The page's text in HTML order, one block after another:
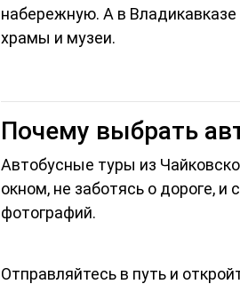
набережную. А в
храмы и музеи.
Почему выбрать
Автобусные туры из
окном, не заботясь о дороге,
фотографий.
Отправляйтесь в путь и